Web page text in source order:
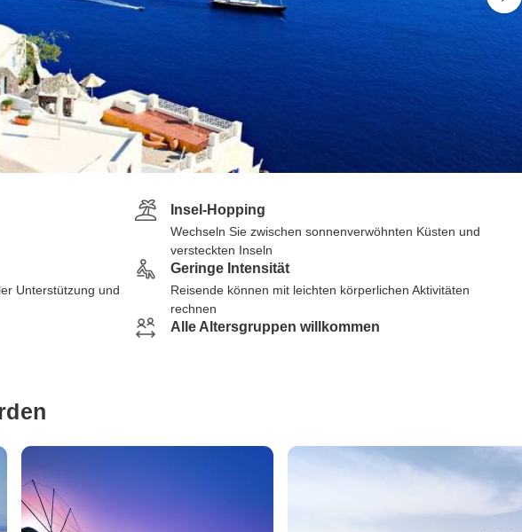
Insel-Hopping
Wechseln Sie zwischen sonnenverwöhnten Küsten und
versteckten Inseln
Unterstützung und
Geringe Intensität
Reisende können mit leichten körperlichen Aktivitäten
rechnen
Alle Altersgruppen willkommen